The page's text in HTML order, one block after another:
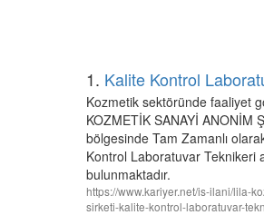
1. Kalite Kontrol
Kozmetik sektöründe faaliyet
KOZMETİK SANAYİ ANONİM
bölgesinde Tam Zamanlı
Kontrol Laboratuvar Teknikeri
bulunmaktadır.
https://www.kariyer.net/is-ilani/lila-
sirketi-kalite-kontrol-laboratuvar-